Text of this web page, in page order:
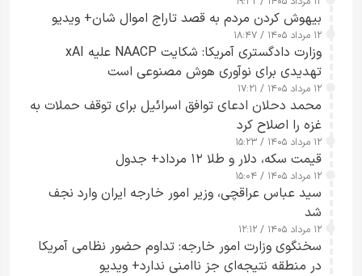
بیهوش کردن مردم به قصد تاراج اموال شان+ ویدیو
۱۲ مرداد ۱۴۰۵ / ۱۸:۴۷
وزارت دادگستری آمریکا: شکایت NAACP علیه xAI
تهدیدی برای نوآوری هوش مصنوعی است
۱۲ مرداد ۱۴۰۵ / ۱۷:۲۱
محمد دحلان ادعای توافق اسرائیل برای توقف حملات به
غزه را اصلاح کرد
۱۲ مرداد ۱۴۰۵ / ۱۵:۲۳
قیمت سکه، دلار و طلا ۱۲ مرداد+ جدول
۱۲ مرداد ۱۴۰۵ / ۱۵:۰۴
سید عباس عراقچی، وزیر امور خارجه ایران وارد نجف
شد
۱۲ مرداد ۱۴۰۵ / ۱۲:۱۲
سخنگوی وزارت امور خارجه: تداوم حضور نظامی آمریکا
در منطقه نتیجه‌ای جز ناامنی ندارد+ ویدیو